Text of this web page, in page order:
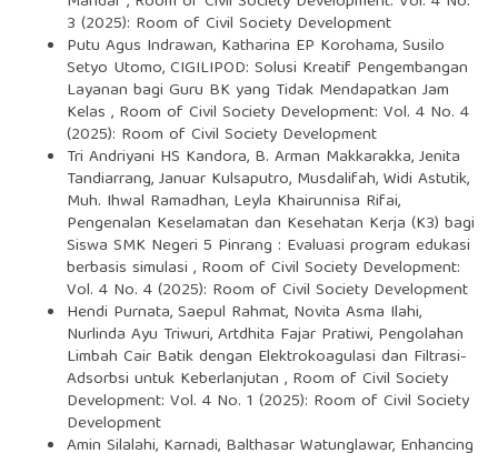
3 (2025): Room of Civil Society Development
Putu Agus Indrawan, Katharina EP Korohama, Susilo
Setyo Utomo,CIGILIPOD: Solusi Kreatif Pengembangan
Layanan bagi Guru BK yang Tidak Mendapatkan Jam
Kelas , Room of Civil Society Development: Vol. 4 No. 4
(2025): Room of Civil Society Development
Tri Andriyani HS Kandora, B. Arman Makkarakka, Jenita
Tandiarrang, Januar Kulsaputro, Musdalifah, Widi Astutik,
Muh. Ihwal Ramadhan, Leyla Khairunnisa Rifai,
Pengenalan Keselamatan dan Kesehatan Kerja (K3) bagi
Siswa SMK Negeri 5 Pinrang : Evaluasi program edukasi
berbasis simulasi , Room of Civil Society Development:
Vol. 4 No. 4 (2025): Room of Civil Society Development
Hendi Purnata, Saepul Rahmat, Novita Asma Ilahi,
Nurlinda Ayu Triwuri, Artdhita Fajar Pratiwi, Pengolahan
Limbah Cair Batik dengan Elektrokoagulasi dan Filtrasi-
Adsorbsi untuk Keberlanjutan , Room of Civil Society
Development: Vol. 4 No. 1 (2025): Room of Civil Society
Development
Amin Silalahi, Karnadi, Balthasar Watunglawar, Enhancing